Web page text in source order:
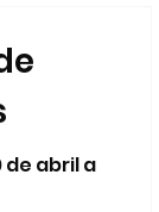
abril a